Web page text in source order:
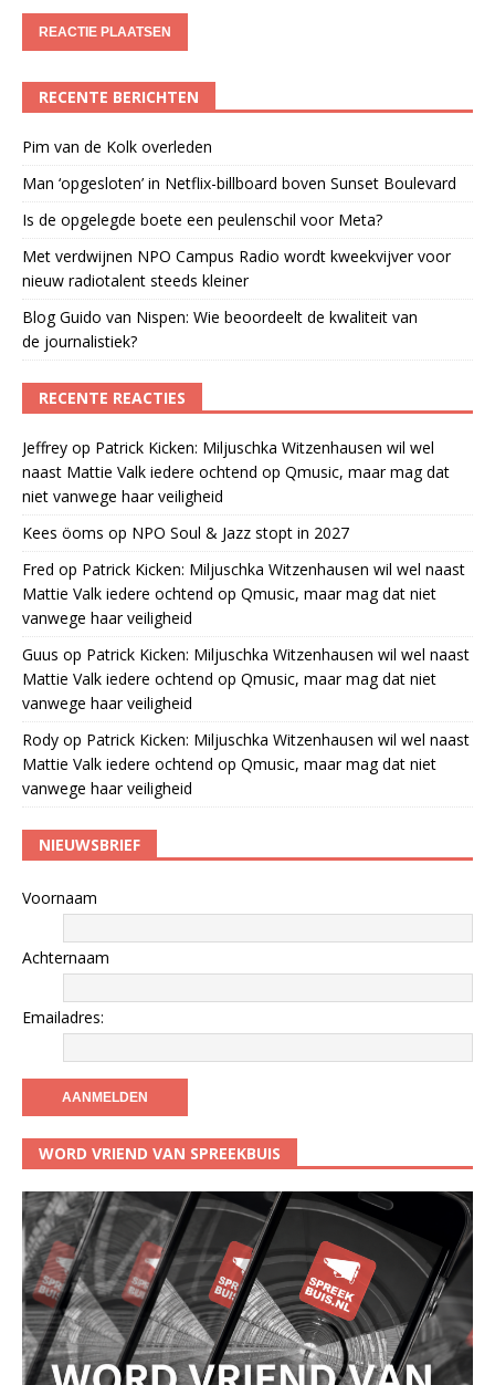
RECENTE BERICHTEN
Pim van de Kolk overleden
Man ‘opgesloten’ in Netflix-billboard boven Sunset Boulevard
Is de opgelegde boete een peulenschil voor Meta?
Met verdwijnen NPO Campus Radio wordt kweekvijver voor
nieuw radiotalent steeds kleiner
Blog Guido van Nispen: Wie beoordeelt de kwaliteit van
de journalistiek?
RECENTE REACTIES
Jeffrey op Patrick Kicken: Miljuschka Witzenhausen wil wel
naast Mattie Valk iedere ochtend op Qmusic, maar mag dat
niet vanwege haar veiligheid
Kees öoms op NPO Soul & Jazz stopt in 2027
Fred op Patrick Kicken: Miljuschka Witzenhausen wil wel naast
Mattie Valk iedere ochtend op Qmusic, maar mag dat niet
vanwege haar veiligheid
Guus op Patrick Kicken: Miljuschka Witzenhausen wil wel naast
Mattie Valk iedere ochtend op Qmusic, maar mag dat niet
vanwege haar veiligheid
Rody op Patrick Kicken: Miljuschka Witzenhausen wil wel naast
Mattie Valk iedere ochtend op Qmusic, maar mag dat niet
vanwege haar veiligheid
NIEUWSBRIEF
Voornaam
Achternaam
Emailadres:
WORD VRIEND VAN SPREEKBUIS